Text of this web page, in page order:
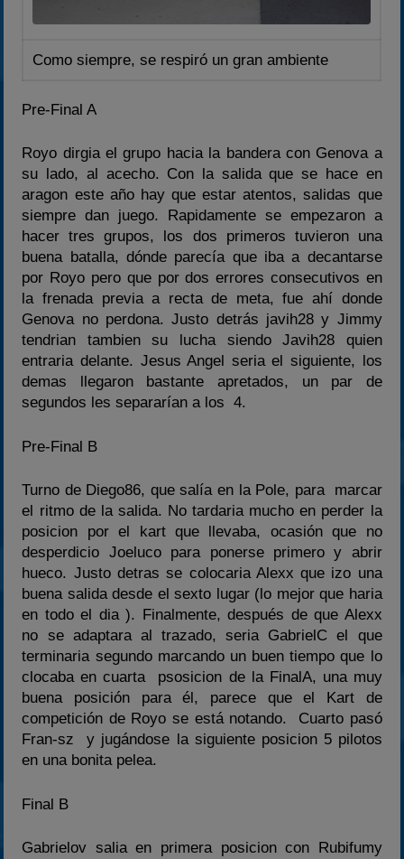
Como siempre, se respiró un gran ambiente
Pre-Final A
Royo dirgia el grupo hacia la bandera con Genova a
su lado, al acecho. Con la salida que se hace en
aragon este año hay que estar atentos, salidas que
siempre dan juego. Rapidamente se empezaron a
hacer tres grupos, los dos primeros tuvieron una
buena batalla, dónde parecía que iba a decantarse
por Royo pero que por dos errores consecutivos en
la frenada previa a recta de meta, fue ahí donde
Genova no perdona. Justo detrás javih28 y Jimmy
tendrian tambien su lucha siendo Javih28 quien
entraria delante. Jesus Angel seria el siguiente, los
demas llegaron bastante apretados, un par de
segundos les separarían a los 4.
Pre-Final B
Turno de Diego86, que salía en la Pole, para marcar
el ritmo de la salida. No tardaria mucho en perder la
posicion por el kart que llevaba, ocasión que no
desperdicio Joeluco para ponerse primero y abrir
hueco. Justo detras se colocaria Alexx que izo una
buena salida desde el sexto lugar (lo mejor que haria
en todo el dia ). Finalmente, después de que Alexx
no se adaptara al trazado, seria GabrielC el que
terminaria segundo marcando un buen tiempo que lo
clocaba en cuarta psosicion de la FinalA, una muy
buena posición para él, parece que el Kart de
competición de Royo se está notando. Cuarto pasó
Fran-sz y jugándose la siguiente posicion 5 pilotos
en una bonita pelea.
Final B
Gabrielov salia en primera posicion con Rubifumy